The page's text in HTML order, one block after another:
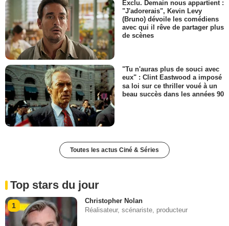
Exclu. Demain nous appartient :
"J'adorerais", Kevin Levy
(Bruno) dévoile les comédiens
avec qui il rêve de partager plus
de scènes
"Tu n'auras plus de souci avec
eux" : Clint Eastwood a imposé
sa loi sur ce thriller voué à un
beau succès dans les années 90
Toutes les actus Ciné & Séries
Top stars du jour
1
Christopher Nolan
Réalisateur, scénariste, producteur